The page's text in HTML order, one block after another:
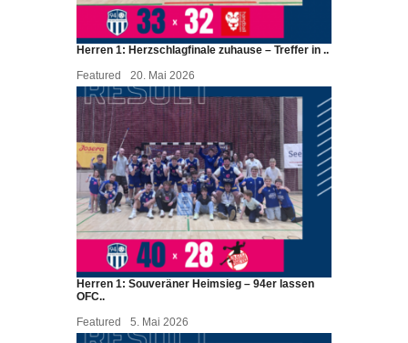
Herren 1: Herzschlagfinale zuhause – Treffer in ..
Featured
20. Mai 2026
Herren 1: Souveräner Heimsieg – 94er lassen
OFC..
Featured
5. Mai 2026